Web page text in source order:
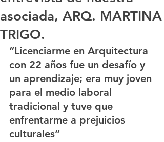
asociada, ARQ. MARTINA
TRIGO.
“Licenciarme en Arquitectura
con 22 años fue un desafío y
un aprendizaje; era muy joven
para el medio laboral
tradicional y tuve que
enfrentarme a prejuicios
culturales”